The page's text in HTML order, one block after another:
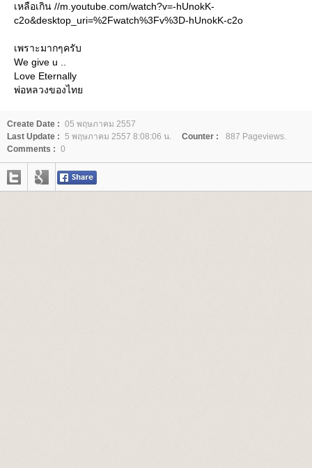
เหลือเกิน //m.youtube.com/watch?v=-hUnokK-
c2o&desktop_uri=%2Fwatch%3Fv%3D-hUnokK-c2o
เพราะมากๆครับ
We give u ..
Love Eternally
พ่อหลวงของไท
Create Date : 05 พฤษภาคม 2557
Last Update : 5 พฤษภาคม 2557 8:08:06 น. Counter :
887 Pageviews.
Comments : 0